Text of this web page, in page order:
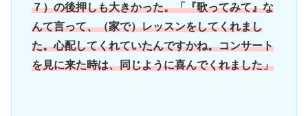
７）の後押しも大きかった。「『歌ってみて』な
んて言って、（家で）レッスンをしてくれまし
た。心配してくれていたんですかね。コンサート
を見に来た時は、同じように喜んでくれました」